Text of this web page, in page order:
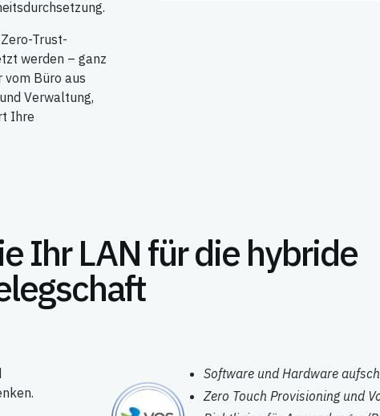
Trust-
werden – ganz
vom Büro aus
Verwaltung,
Ihre
Ihr LAN für die hybride
Software und Hardware
Zero Touch Provisioning und